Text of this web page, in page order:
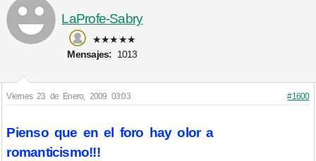
LaProfe-Sabry
★★★★★
Mensajes: 1013
Viernes 23 de Enero, 2009 03:03 #1600
Pienso que en el foro hay olor a
romanticismo!!!